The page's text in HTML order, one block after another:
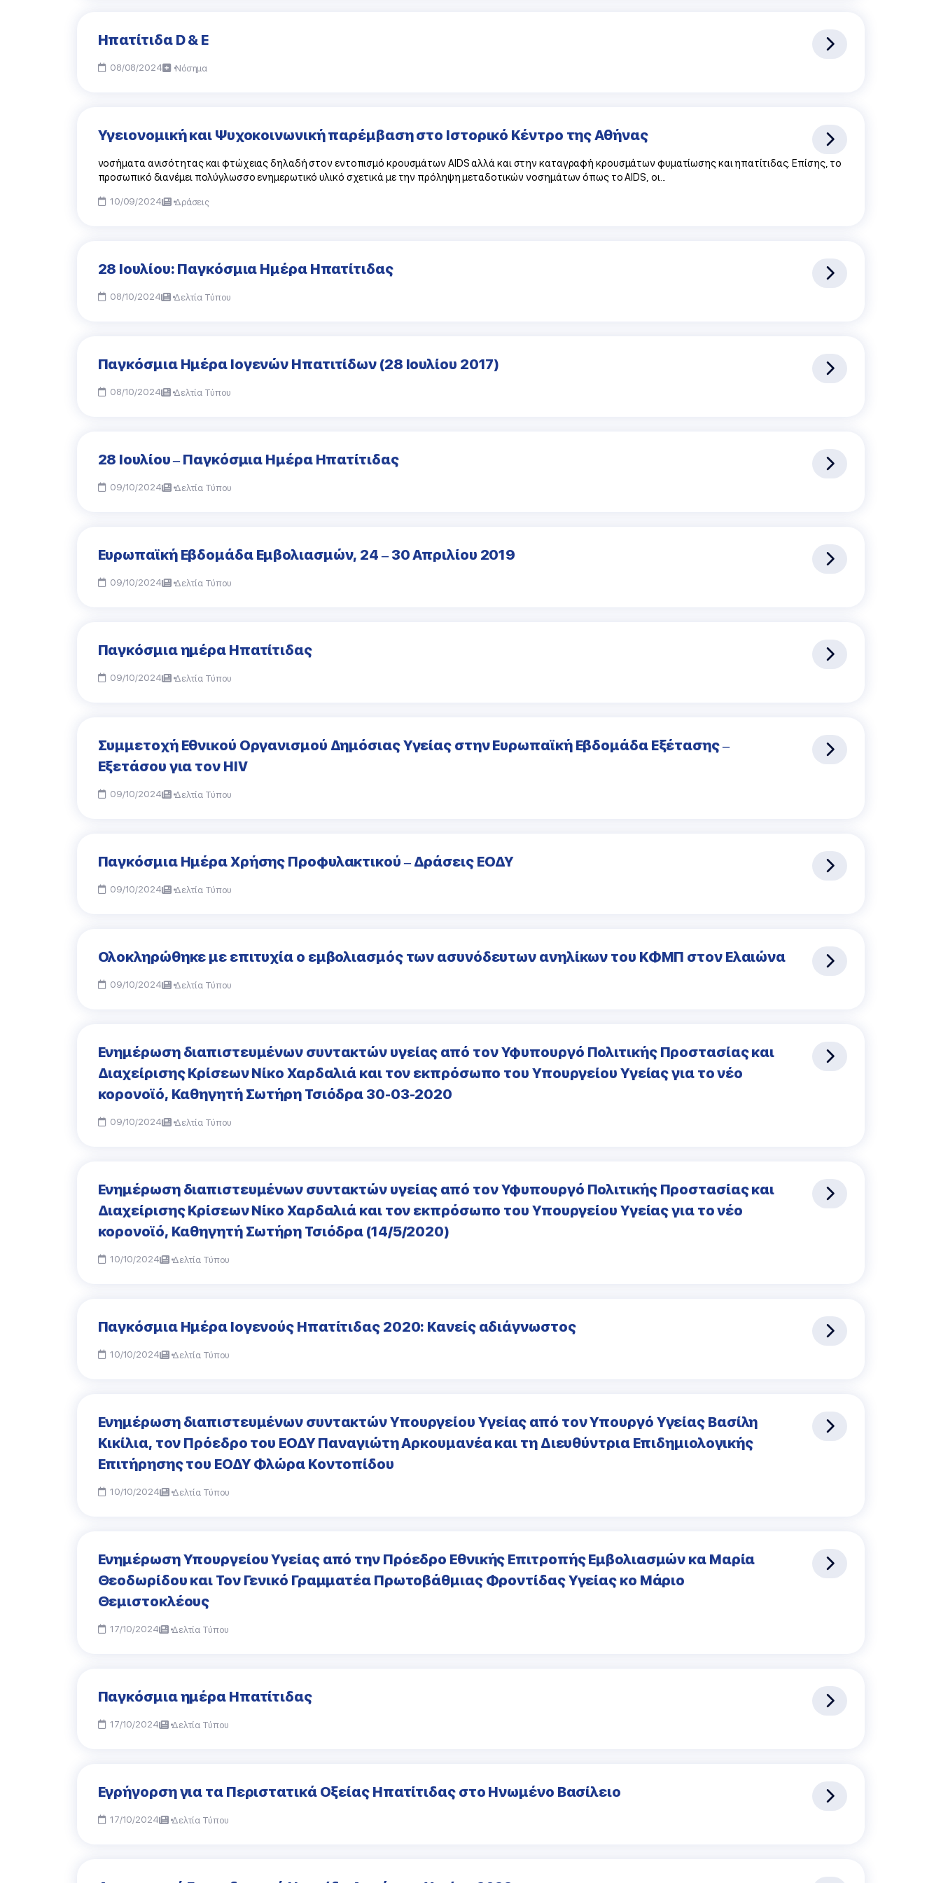
Ηπατίτιδα D & E
08/08/2024 Νόσημα
Υγειονομική και Ψυχοκοινωνική παρέμβαση στο Ιστορικό Κέντρο της Αθήνας
νοσήματα ανισότητας και φτώχειας δηλαδή στον εντοπισμό κρουσμάτων AIDS αλλά και στην καταγραφή κρουσμάτων φυματίωσης και ηπατίτιδας. Επίσης, το
προσωπικό διανέμει πολύγλωσσο ενημερωτικό υλικό σχετικά με την πρόληψη μεταδοτικών νοσημάτων όπως το AIDS, οι...
10/09/2024 Δράσεις
28 Ιουλίου: Παγκόσμια Ημέρα Ηπατίτιδας
08/10/2024 Δελτία Τύπου
Παγκόσμια Ημέρα Ιογενών Ηπατιτίδων (28 Ιουλίου 2017)
08/10/2024 Δελτία Τύπου
28 Ιουλίου – Παγκόσμια Ημέρα Ηπατίτιδας
09/10/2024 Δελτία Τύπου
Ευρωπαϊκή Εβδομάδα Εμβολιασμών, 24 – 30 Απριλίου 2019
09/10/2024 Δελτία Τύπου
Παγκόσμια ημέρα Ηπατίτιδας
09/10/2024 Δελτία Τύπου
Συμμετοχή Εθνικού Οργανισμού Δημόσιας Υγείας στην Ευρωπαϊκή Εβδομάδα Εξέτασης –
Εξετάσου για τον HIV
09/10/2024 Δελτία Τύπου
Παγκόσμια Ημέρα Χρήσης Προφυλακτικού – Δράσεις ΕΟΔΥ
09/10/2024 Δελτία Τύπου
Ολοκληρώθηκε με επιτυχία ο εμβολιασμός των ασυνόδευτων ανηλίκων του ΚΦΜΠ στον Ελαιώνα
09/10/2024 Δελτία Τύπου
Ενημέρωση διαπιστευμένων συντακτών υγείας από τον Υφυπουργό Πολιτικής Προστασίας και
Διαχείρισης Κρίσεων Νίκο Χαρδαλιά και τον εκπρόσωπο του Υπουργείου Υγείας για το νέο
κορονοϊό, Καθηγητή Σωτήρη Τσιόδρα 30-03-2020
09/10/2024 Δελτία Τύπου
Eνημέρωση διαπιστευμένων συντακτών υγείας από τον Υφυπουργό Πολιτικής Προστασίας και
Διαχείρισης Κρίσεων Νίκο Χαρδαλιά και τον εκπρόσωπο του Υπουργείου Υγείας για το νέο
κορονοϊό, Καθηγητή Σωτήρη Τσιόδρα (14/5/2020)
10/10/2024 Δελτία Τύπου
Παγκόσμια Ημέρα Ιογενούς Ηπατίτιδας 2020: Κανείς αδιάγνωστος
10/10/2024 Δελτία Τύπου
Eνημέρωση διαπιστευμένων συντακτών Υπουργείου Υγείας από τον Υπουργό Υγείας Βασίλη
Κικίλια, τoν Πρόεδρο του ΕΟΔΥ Παναγιώτη Αρκουμανέα και τη Διευθύντρια Επιδημιολογικής
Επιτήρησης του ΕΟΔΥ Φλώρα Κοντοπίδου
10/10/2024 Δελτία Τύπου
Ενημέρωση Υπουργείου Υγείας από την Πρόεδρο Εθνικής Επιτροπής Εμβολιασμών κα Μαρία
Θεοδωρίδου και Τον Γενικό Γραμματέα Πρωτοβάθμιας Φροντίδας Υγείας κο Μάριο
Θεμιστοκλέους
17/10/2024 Δελτία Τύπου
Παγκόσμια ημέρα Ηπατίτιδας
17/10/2024 Δελτία Τύπου
Εγρήγορση για τα Περιστατικά Οξείας Ηπατίτιδας στο Ηνωμένο Βασίλειο
17/10/2024 Δελτία Τύπου